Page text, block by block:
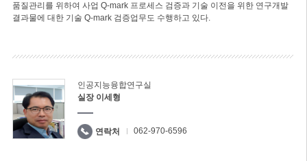
품질관리를 위하여 사업 Q-mark 프로세스 검증과 기술 이전을 위한 연구개발
결과물에 대한 기술 Q-mark 검증업무도 수행하고 있다.
인공지능융합연구실
실장 이세형
연락처 062-970-6596